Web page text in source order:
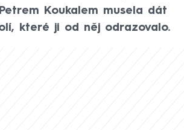
Koukalem musela dát
které ji od něj odrazovalo.